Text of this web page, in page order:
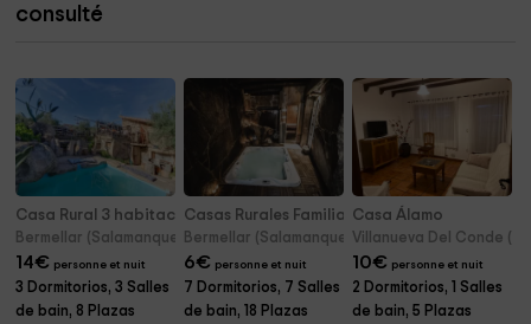
consulté
Casa Rural 3 habitaciones
Bermellar (Salamanque)
14€ personne et nuit
3 Dormitorios, 3 Salles
de bain, 8 Plazas
Casas Rurales Familia o Grupo
Bermellar (Salamanque)
6€ personne et nuit
7 Dormitorios, 7 Salles
de bain, 18 Plazas
Casa Álamo
Villanueva Del Conde
10€ personne et nuit
2 Dormitorios, 1 Salles
de bain, 5 Plazas